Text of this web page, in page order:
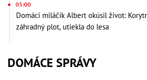
05:00
Domáci miláčik Albert okúsil život:
záhradný plot, utiekla do lesa
DOMÁCE SPRÁVY